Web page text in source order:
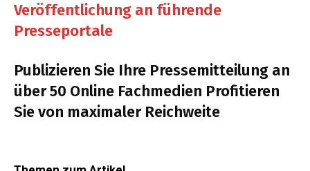
Veröffentlichung an führende
Presseportale
Publizieren Sie Ihre Pressemitteilung an
über 50 Online Fachmedien Profitieren
Sie von maximaler Reichweite